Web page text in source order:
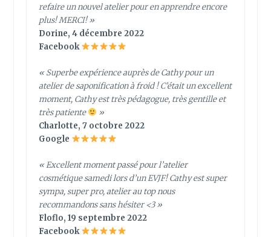
refaire un nouvel atelier pour en apprendre encore
plus! MERCI! »
Dorine, 4 décembre 2022
Facebook
« Superbe expérience auprès de Cathy pour un
atelier de saponification à froid ! C’était un excellent
moment, Cathy est très pédagogue, très gentille et
très patiente
»
Charlotte, 7 octobre 2022
Google
« Excellent moment passé pour l’atelier
cosmétique samedi lors d’un EVJF! Cathy est super
sympa, super pro, atelier au top nous
recommandons sans hésiter <3 »
Floflo, 19 septembre 2022
Facebook